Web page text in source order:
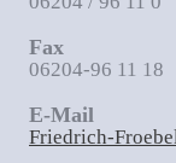
Fax
06204-96 11 18
E-Mail
Friedrich-